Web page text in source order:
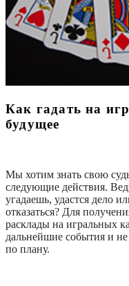
Как гадать на
будущее
Мы хотим знать свою
следующие действия.
угадаешь, удастся дело
отказаться? Для
расклады на игральных
дальнейшие события и не
по плану.